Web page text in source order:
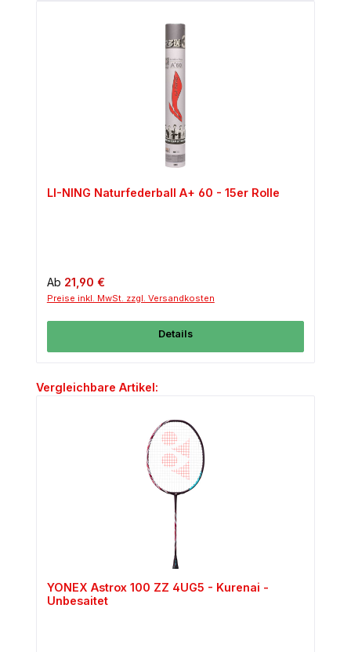
LI-NING Naturfederball A+ 60 - 15er Rolle
Regulärer Preis:
Ab 21,90 €
Preise inkl. MwSt. zzgl. Versandkosten
Details
Produktgalerie überspringen
Vergleichbare Artikel:
YONEX Astrox 100 ZZ 4UG5 - Kurenai -
Unbesaitet